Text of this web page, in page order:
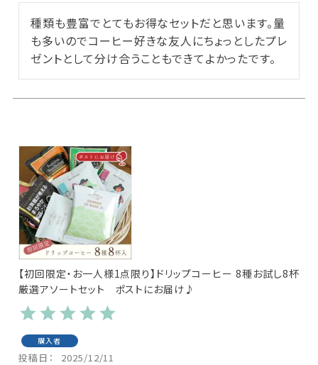
種類も豊富でとてもお得なセットだと思います。量
も多いのでコーヒー好きな友人にちょっとしたプレ
ゼントとして分け合うこともできてよかったです。
【初回限定・お一人様1点限り】ドリップコーヒー 8種お試し8杯
厳選アソートセット ポストにお届け♪
購入者
投稿日 2025/12/11